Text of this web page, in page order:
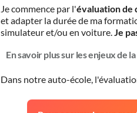
Je commence par l'évaluation de
et adapter la durée de ma
simulateur et/ou en voiture. Je
En savoir plus sur les enjeux de
Dans notre auto-école,